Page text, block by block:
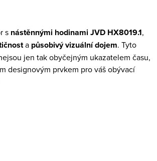
s nástěnnými hodinami JVD HX8019.1,
a působivý vizuální dojem. Tyto
jen tak obyčejným ukazatelem času,
designovým prvkem pro váš obývací